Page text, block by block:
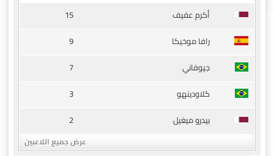
أكرم عفيف
15
رافا موخيكا
9
جيوفاني
7
كلاودينهو
3
بيدرو ميغيل
2
عرض جميع اللاعبين